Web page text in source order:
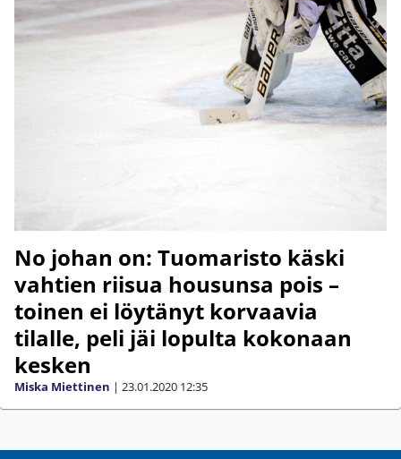
No johan on: Tuomaristo käski
vahtien riisua housunsa pois –
toinen ei löytänyt korvaavia
tilalle, peli jäi lopulta kokonaan
kesken
Miska Miettinen | 23.01.2020 12:35